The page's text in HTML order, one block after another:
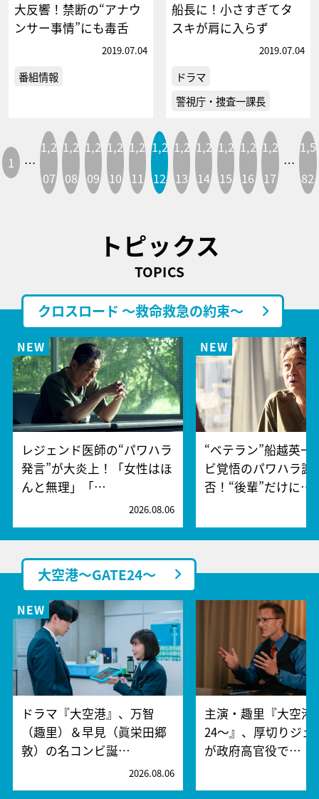
大反響！禁断の“アナウ
ンサー事情”にも毒舌
2019.07.04
番組情報
船長に！小さすぎてタ
スキが肩に入らず
2019.07.04
ドラマ
警視庁・捜査一課長
1 …
1,2
07
1,2
08
1,2
09
1,2
10
1,2
11
1,2
12
1,2
13
1,2
14
1,2
15
1,2
16
1,2
17
…
1,5
82
トピックス
TOPICS
クロスロード ～救命救急の約束～
レジェンド医師の“パワハラ
発言”が大炎上！「女性はほ
んと無理」「…
2026.08.06
“ベテラン”船越英一
ビ覚悟のパワハラ謝
否！“後輩”だけに…
大空港～GATE24～
ドラマ『大空港』、万智
（趣里）＆早見（眞栄田郷
敦）の名コンビ誕…
2026.08.06
主演・趣里『大空港
24～』、厚切りジェ
が政府高官役で…